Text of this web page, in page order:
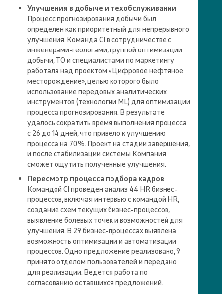
Улучшения в добыче и техобслуживании
Процесс прогнозирования добычи был
определен как приоритетный для непрерывного
улучшения. Команда CI в сотрудничестве с
инженерами-геологами, группой оптимизации
добычи, ТО и специалистами по маркетингу
работала над проектом «Цифровое нефтяное
месторождение», целью которого было
использование передовых аналитических
инструментов (технологии ML) для оптимизации
процесса прогнозирования. В результате
удалось сократить время выполнения процесса
с 26 до 14 дней, что привело к улучшению
процесса на 70 %. Проект на стадии завершения,
и после стабилизации системы Компания
сможет ощутить полученные улучшения.
Пересмотр процесса подбора кадров
Командой CI проведен анализ 44 HR бизнес-
процессов, включая интервью с командой HR,
создание схем текущих бизнес-процессов,
выявление болевых точек и возможностей для
улучшения. В 29 бизнес-процессах выявлена
возможность оптимизации и автоматизации
процессов. Одно предложение реализовано, 9
принято отделом пользователей и передано
для реализации. Ведется работа по
согласованию оставшихся предложений.